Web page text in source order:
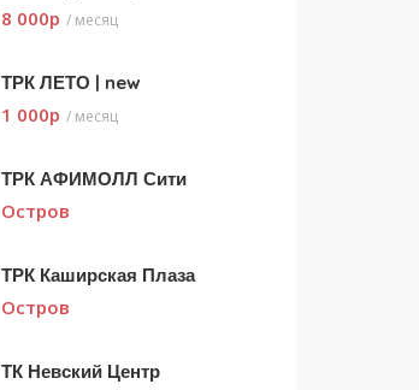
8 000p / месяц
ТРК ЛЕТО | new
1 000p / месяц
ТРК АФИМОЛЛ Сити
Остров
ТРК Каширская Плаза
Остров
ТК Невский Центр